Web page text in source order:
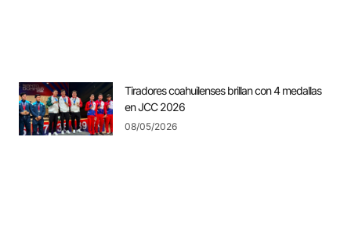
Tiradores coahuilenses brillan con 4 medallas
en JCC 2026
08/05/2026